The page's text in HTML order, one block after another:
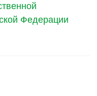
Федерации